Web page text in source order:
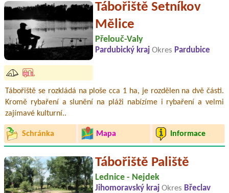
Tábořiště Setníkov
Mělice
Přelouč-Valy
Pardubický kraj Okres Pardubice
Tábořiště se rozkládá na ploše cca 1 ha, je rozdělen na dvě části.
Kromě rybaření a slunění na pláži nabízíme i rybaření a velmi
zajímavé kulturní..
Schránka Mapa Informace
Tábořiště Paliště
Lednice - Nejdek
Jihomoravský kraj Okres Břeclav